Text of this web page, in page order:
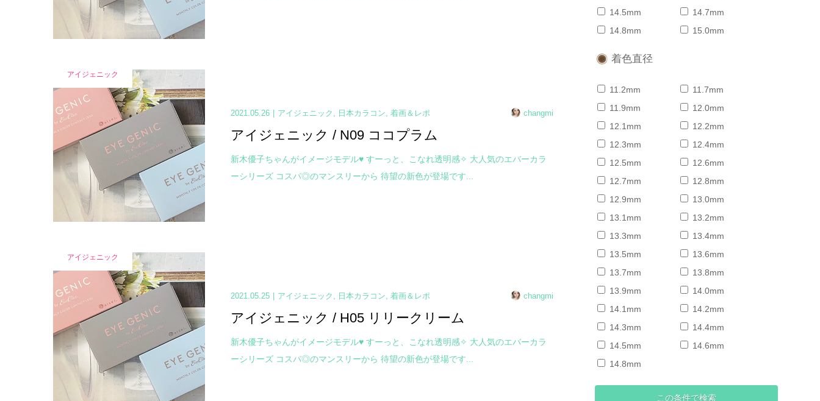
アイジェニック
2021.05.26 アイジェニック , 日本カラコン,着画＆レポ changmi
アイジェニック / N09 ココプラム
新木優子ちゃんがイメージモデル♥ すーっと、こなれ透明感✧ 大人気のエバーカラ
ーシリーズ コスパ◎のマンスリーから 待望の新色が登場です...
アイジェニック
2021.05.25 アイジェニック 日本カラコン ,着画＆レポ changmi
アイジェニック / H05 リリークリーム
新木優子ちゃんがイメージモデル♥ すーっと、こなれ透明感✧ 大人気のエバーカラ
ーシリーズ コスパ◎のマンスリーから 待望の新色が登場です...
14.5mm
14.7mm
14.8mm
15.0mm
着色直径
11.2mm
11.7mm
11.9mm
12.0mm
12.1mm
12.2mm
12.3mm
12.4mm
12.5mm
12.6mm
12.7mm
12.8mm
12.9mm
13.0mm
13.1mm
13.2mm
13.3mm
13.4mm
13.5mm
13.6mm
13.7mm
13.8mm
13.9mm
14.0mm
14.1mm
14.2mm
14.3mm
14.4mm
14.5mm
14.6mm
14.8mm